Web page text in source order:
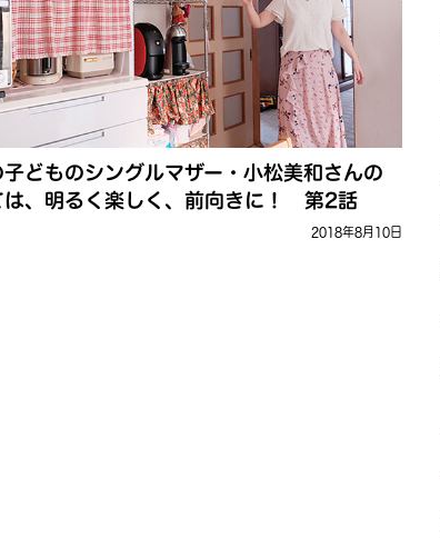
子どものシングルマザー・小松美和さんの
は、明るく楽しく、前向きに！ 第2話
2018年8月10日